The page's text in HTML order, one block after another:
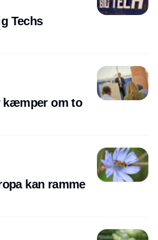
Techs
kæmper om to
kan ramme